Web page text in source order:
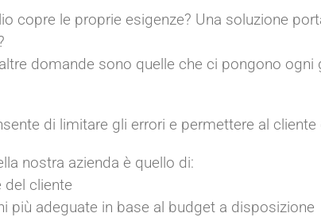
copre le proprie esigenze? Una soluzione
domande sono quelle che ci pongono
di limitare gli errori e permettere al
nostra azienda è quello di:
del cliente
più adeguate in base al budget a disposizione